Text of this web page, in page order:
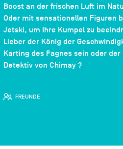
Boost an der frischen Luft im
Oder mit sensationellen Figuren
Jetski, um Ihre Kumpel zu
Lieber der König der
Karting des Fagnes sein oder der
Detektiv von Chimay ?
FREUNDE